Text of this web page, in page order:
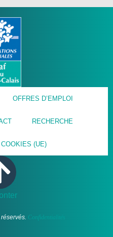
OFFRES D’EMPLOI
RECHERCHE
(UE)
Confidentialités